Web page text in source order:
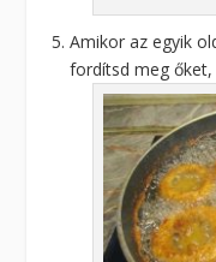
Amikor az egyik
fordítsd meg